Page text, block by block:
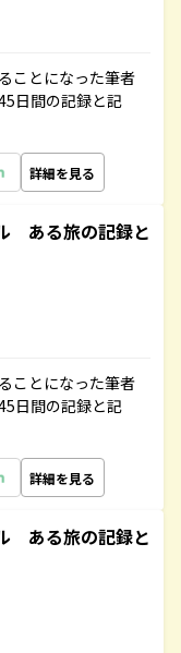
ことになった筆者
日間の記録と記
詳細を見る
ある旅の記録と
ことになった筆者
日間の記録と記
詳細を見る
ある旅の記録と